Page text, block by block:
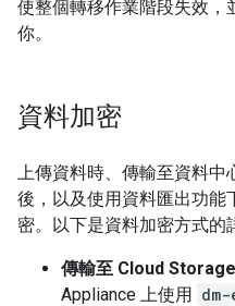
使整個轉移作業階段失效，
你。
資料加密
上傳資料時、傳輸至資料中
後，以及使用資料匯出功能
密。以下是資料加密方式的
傳輸至 Cloud
Appliance 上使用